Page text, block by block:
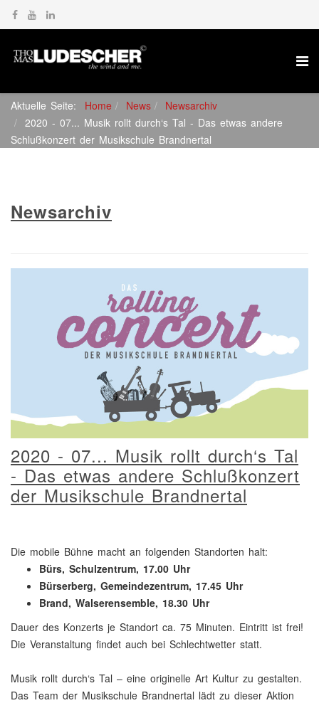
Aktuelle Seite: Home News
Newsarchiv
2020 - 07... Musik rollt durch‘s Tal - Das etwas andere
Schlußkonzert der Musikschule Brandnertal
Newsarchiv
2020 - 07... Musik rollt durch‘s Tal
- Das etwas andere Schlußkonzert
der Musikschule Brandnertal
Die mobile Bühne macht an folgenden Standorten halt:
Bürs, Schulzentrum, 17.00 Uhr
Bürserberg, Gemeindezentrum, 17.45 Uhr
Brand, Walserensemble, 18.30 Uhr
Dauer des Konzerts je Standort ca. 75 Minuten. Eintritt ist frei!
Die Veranstaltung findet auch bei Schlechtwetter statt.
Musik rollt durch‘s Tal – eine originelle Art Kultur zu gestalten.
Das Team der Musikschule Brandnertal lädt zu dieser Aktion